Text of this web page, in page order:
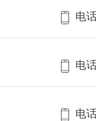
电
电
电